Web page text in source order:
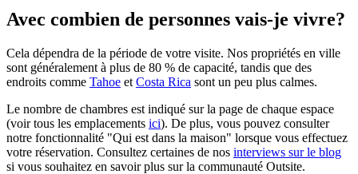
Avec combien de personnes vais-je vivre?
Cela dépendra de la période de votre visite. Nos propriétés en ville
sont généralement à plus de 80 % de capacité, tandis que des
endroits comme Tahoe et Costa Rica sont un peu plus calmes.
Le nombre de chambres est indiqué sur la page de chaque espace
(voir tous les emplacements ici). De plus, vous pouvez consulter
notre fonctionnalité "Qui est dans la maison" lorsque vous effectuez
votre réservation. Consultez certaines de nos interviews sur le blog
si vous souhaitez en savoir plus sur la communauté Outsite.